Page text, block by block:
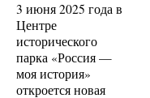
3 июня 2025 года в
Центре
исторического
парка «Россия —
моя история»
откроется новая